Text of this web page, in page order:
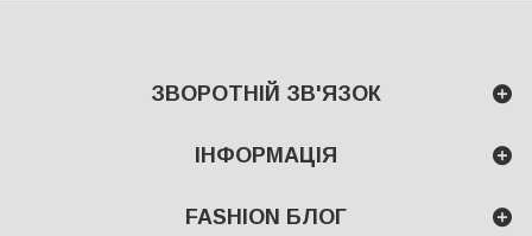
ЗВОРОТНІЙ ЗВ'ЯЗОК
ІНФОРМАЦІЯ
FASHION БЛОГ